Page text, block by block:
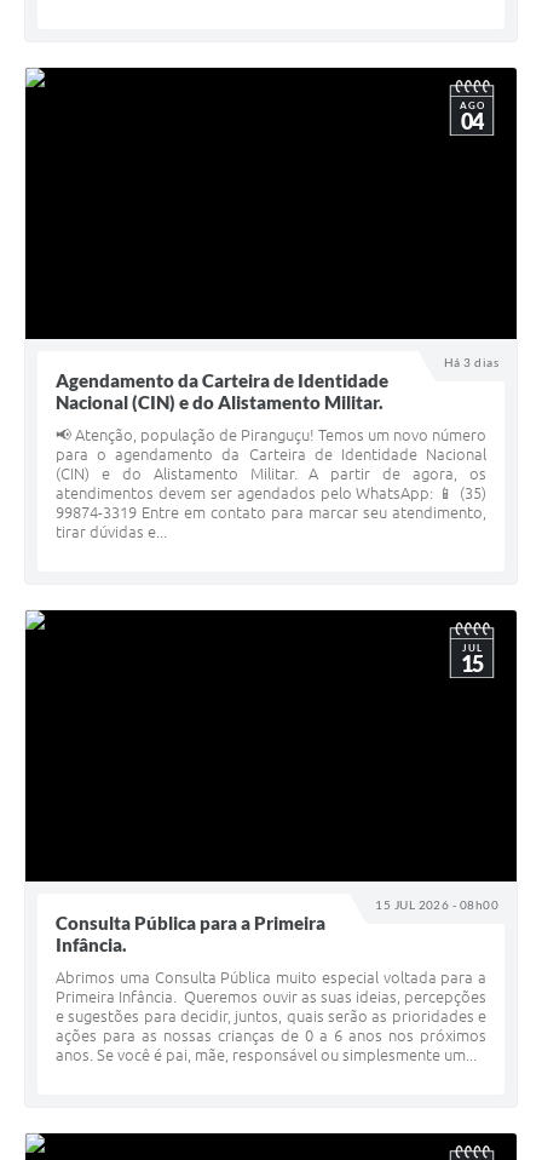
Há 3 dias
AGO
04
Agendamento da Carteira de Identidade
Nacional (CIN) e do Alistamento Militar.
📢 Atenção, população de Piranguçu! Temos um novo número
para o agendamento da Carteira de Identidade Nacional
(CIN) e do Alistamento Militar. A partir de agora, os
atendimentos devem ser agendados pelo WhatsApp: 📱 (35)
99874-3319 Entre em contato para marcar seu atendimento,
tirar dúvidas e...
15 JUL 2026 - 08h00
JUL
15
Consulta Pública para a Primeira
Infância.
Abrimos uma Consulta Pública muito especial voltada para a
Primeira Infância. Queremos ouvir as suas ideias, percepções
e sugestões para decidir, juntos, quais serão as prioridades e
ações para as nossas crianças de 0 a 6 anos nos próximos
anos. Se você é pai, mãe, responsável ou simplesmente um...